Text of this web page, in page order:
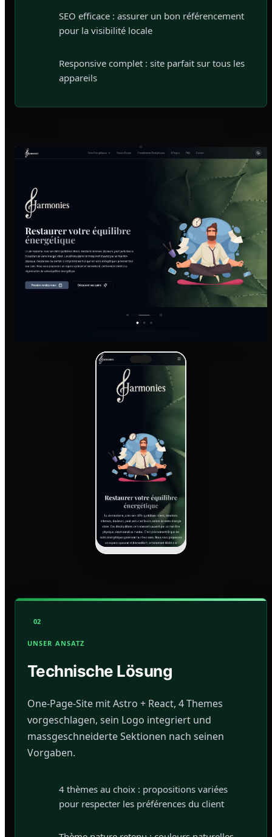
SEO efficace : assurer un bon référencement
pour la visibilité locale
Responsive complet : site parfait sur tous les
appareils
02
UNSER ANSATZ
Technische Lösung
One-Page-Site mit Astro + React, 4 Themes
vorgeschlagen, sein Logo integriert und
massgeschneiderte Sektionen nach seinen
Vorgaben.
4 thèmes au choix : propositions variées
pour respecter les préférences du client